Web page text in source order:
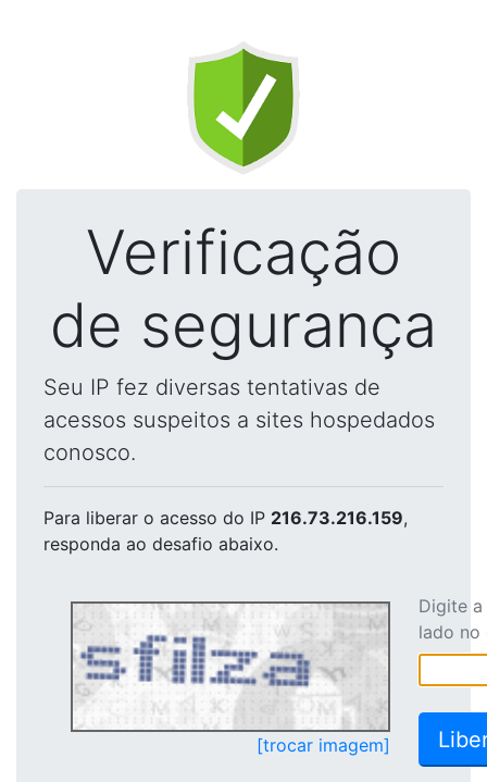
Verificação
de segurança
Seu IP fez diversas tentativas de
acessos suspeitos a sites hospedados
conosco.
Para liberar o acesso do IP 216.73.216.159,
responda ao desafio abaixo.
[trocar imagem]
Digite
lado no